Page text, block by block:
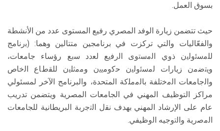
بسوق العمل.
حيث تتضمن زيارة الوفد المصري رفيع المستوى عدد من الأنشطة
والفعّاليات والتي تركزت في برنامجين متتالين وهما: (ﺑرﻧﺎﻣﺞ
ﻟﻠﻣﺳﺋوﻟﯾن ذوي اﻟﻣﺳﺗوى اﻟرﻓﯾﻊ ﻟﻌدد ﺳﺑﻊ رؤﺳﺎء ﺟﺎﻣﻌﺎت،
وﯾﺗﺿﻣن زﯾﺎرات ﻟﻣﺳﺋوﻟﯾن ﺣﻛوﻣﯾﯾن وﻣﻣﺛﻠﯾن ﻟﻠﻘطﺎع اﻟﺧﺎص
واﻟﺟﺎﻣﻌﺎت اﻟﻣﺧﺗﻠﻔﺔ باﻟﻣﻣﻠﻛﺔ المتحدة، والبرنامج الآخر لمسئولي
مراكز التوظيف المهني في الجامعات المصرية ويتضمن تدريب
عام على الإرشاد المهني بهدف ﻧﻘل اﻟﺗﺟرﺑﺔ البريطانية للجامعات
اﻟﻣﺻرﯾﺔ واﻟﺗوجيه اﻟوظيفي.